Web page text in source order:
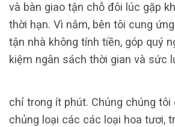
và bàn giao tận chỗ đôi lúc gặp
thời hạn. Vì nắm, bên tôi cung
tận nhà không tính tiền, góp quý
kiệm ngân sách thời gian và sức
chỉ trong ít phút. Chúng chúng tôi
chủng loại các các loại hoa tươi,